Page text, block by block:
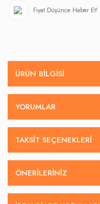
Fiyat Düşünce Haber Et!
ÜRÜN BILGISI
YORUMLAR
TAKSIT SEÇENEKLERI
ÖNERILERINIZ